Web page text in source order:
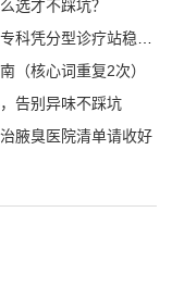
选才不踩坑？
（核心词重复2次）
告别异味不踩坑
腋臭医院清单请收好